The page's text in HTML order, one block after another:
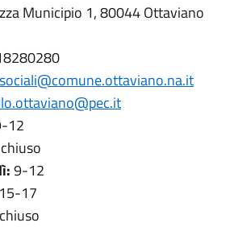
Municipio 1, 80044 Ottaviano
12
chiuso
9-12
15-17
chiuso